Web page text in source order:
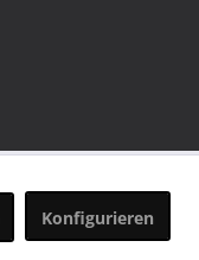
Konfigurieren